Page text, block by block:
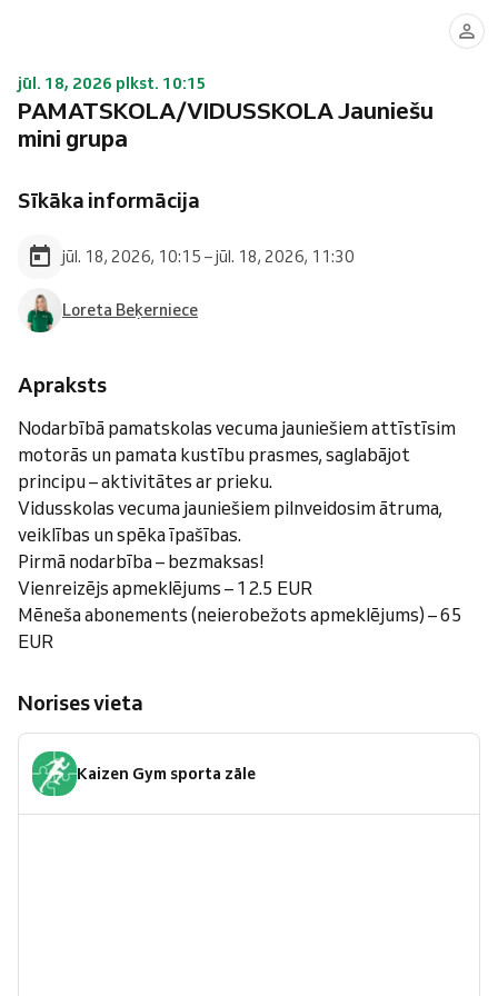
jūl. 18, 2026 plkst. 10:15
PAMATSKOLA/VIDUSSKOLA Jauniešu
mini grupa
Sīkāka informācija
jūl. 18, 2026, 10:15 – jūl. 18, 2026, 11:30
Loreta Beķerniece
Apraksts
Nodarbībā pamatskolas vecuma jauniešiem attīstīsim
motorās un pamata kustību prasmes, saglabājot
principu – aktivitātes ar prieku.
Vidusskolas vecuma jauniešiem pilnveidosim ātruma,
veiklības un spēka īpašības.
Pirmā nodarbība – bezmaksas!
Vienreizējs apmeklējums – 12.5 EUR
Mēneša abonements (neierobežots apmeklējums) – 65
EUR
Norises vieta
Kaizen Gym sporta zāle